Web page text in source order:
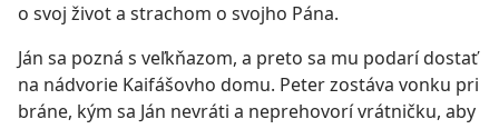
o svoj život a strachom o svojho Pána.
Ján sa pozná s veľkňazom, a preto sa mu podarí dostať
na nádvorie Kaifášovho domu. Peter zostáva vonku pri
bráne, kým sa Ján nevráti a neprehovorí vrátničku, aby